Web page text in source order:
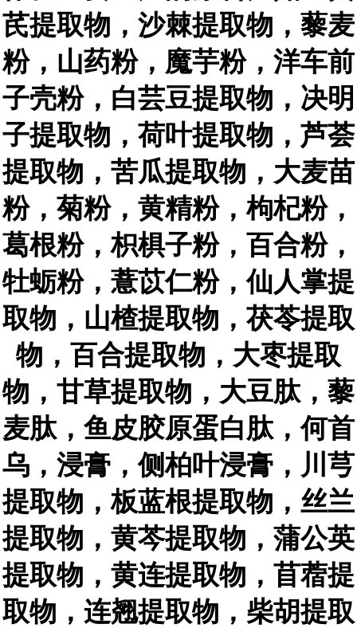
芪提取物，沙棘提取物，藜麦
粉，山药粉，魔芋粉，洋车前
子壳粉，白芸豆提取物，决明
子提取物，荷叶提取物，芦荟
提取物，苦瓜提取物，大麦苗
粉，菊粉，黄精粉，枸杞粉，
葛根粉，枳椇子粉，百合粉，
牡蛎粉，薏苡仁粉，仙人掌提
取物，山楂提取物，茯苓提取
物，百合提取物，大枣提取
物，甘草提取物，大豆肽，藜
麦肽，鱼皮胶原蛋白肽，何首
乌，浸膏，侧柏叶浸膏，川芎
提取物，板蓝根提取物，丝兰
提取物，黄芩提取物，蒲公英
提取物，黄连提取物，苜蓿提
取物，连翘提取物，柴胡提取